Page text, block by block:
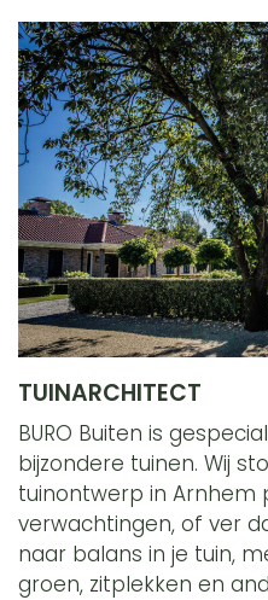
TUINARCHITECT
BURO Buiten is
bijzondere tuinen. Wij
tuinontwerp in Arnhem
verwachtingen, of ver
naar balans in je tuin,
groen, zitplekken en